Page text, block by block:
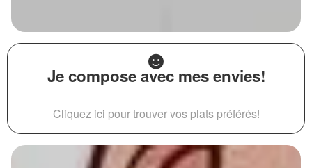
Je compose avec mes envies!
Cliquez ici pour trouver vos plats préférés!